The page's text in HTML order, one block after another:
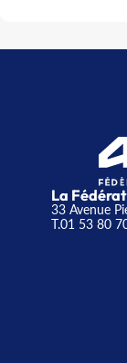
La
33 Avenue
T.01 53 80